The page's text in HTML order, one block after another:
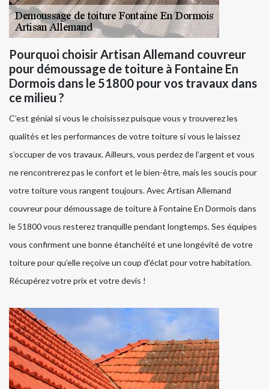
Pourquoi choisir Artisan Allemand couvreur
pour démoussage de toiture à Fontaine En
Dormois dans le 51800 pour vos travaux dans
ce milieu ?
C’est génial si vous le choisissez puisque vous y trouverez les
qualités et les performances de votre toiture si vous le laissez
s’occuper de vos travaux. Ailleurs, vous perdez de l’argent et vous
ne rencontrerez pas le confort et le bien-être, mais les soucis pour
votre toiture vous rangent toujours. Avec Artisan Allemand
couvreur pour démoussage de toiture à Fontaine En Dormois dans
le 51800 vous resterez tranquille pendant longtemps. Ses équipes
vous confirment une bonne étanchéité et une longévité de votre
toiture pour qu’elle reçoive un coup d’éclat pour votre habitation.
Récupérez votre prix et votre devis !